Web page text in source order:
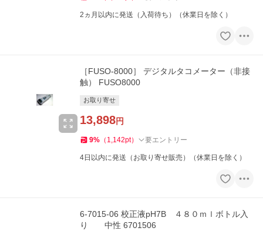
2ヵ月以内に発送（入荷待ち）（休業日を除く）
［FUSO-8000］ デジタルタコメーター（非接
触） FUSO8000
お取り寄せ
13,898円
9% （ 1,142pt） 要エントリー
4日以内に発送（お取り寄せ販売）（休業日を除く）
6-7015-06 校正液pH7B ４８０ｍｌボトル入
り 中性 6701506